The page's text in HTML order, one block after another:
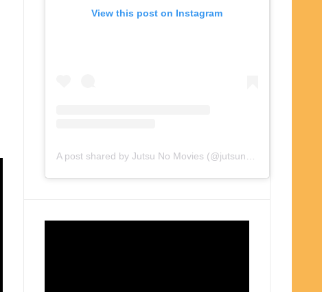
View this post on Instagram